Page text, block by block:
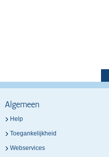
Algemeen
Help
Toegankelijkheid
Webservices